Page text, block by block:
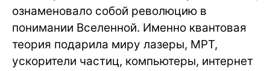
ознаменовало собой революцию в
понимании Вселенной. Именно квантовая
теория подарила миру лазеры, МРТ,
ускорители частиц, компьютеры, интернет